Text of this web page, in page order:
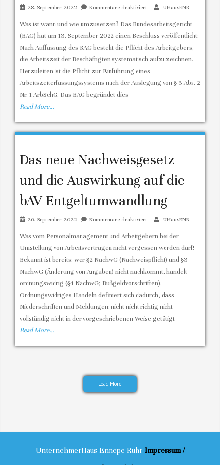
28. September 2022 Kommentare deaktiviert für
UHausENR
Was ist wann und wie umzusetzen? Das Bundesarbeitsgericht
(BAG) hat am 13. September 2022 einen Beschluss veröffentlicht:
Nach Auffassung des BAG besteht die Pflicht des Arbeitgebers,
die Arbeitszeit der Beschäftigten systematisch aufzuzeichnen.
Herzuleiten ist die Pflicht zur Einführung eines
Arbeitszeiterfassungssystems nach der Auslegung von § 3 Abs. 2
Nr. 1 ArbSchG. Das BAG begründet dies
Read More…
Das neue Nachweisgesetz
und die Auswirkung auf die
bAV Entgeltumwandlung
26. September 2022 Kommentare deaktiviert für
UHausENR
Was vom Personalmanagement und Arbeitgebern bei der
Umstellung von Arbeitsverträgen nicht vergessen werden darf!
Bekannt ist bereits: wer §2 NachwG (Nachweispflicht) und §3
NachwG (Änderung von Angaben) nicht nachkommt, handelt
ordnungswidrig (§4 NachwG; Bußgeldvorschriften).
Ordnungswidriges Handeln definiert sich dadurch, dass
Niederschriften und Meldungen: nicht nicht richtig nicht
vollständig nicht in der vorgeschriebenen Weise getätigt
Read More…
Load More
UnternehmerHaus Ennepe-Ruhr Impressum /